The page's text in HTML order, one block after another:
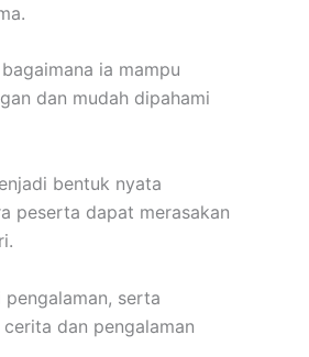
ia mampu
dan mudah dipahami
bentuk nyata
peserta dapat merasakan
serta
dan pengalaman